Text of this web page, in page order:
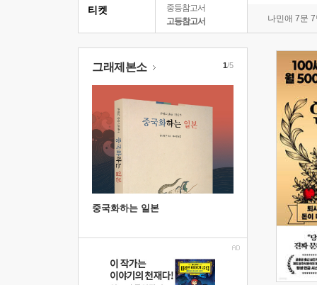
중등참고서
고등참고서
나민애 7문
티켓
그래제본소
중국화하는 일본
1/5